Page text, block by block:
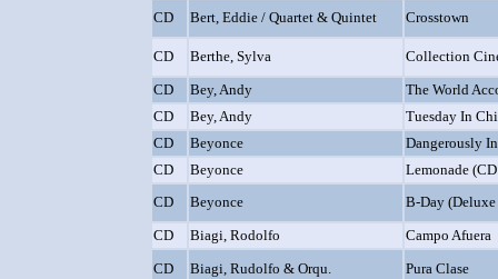
CD
Bert, Eddie / Quartet & Quintet Crosstown
CD Berthe, Sylva
Collection
CD
Bey, Andy
The World
CD
Bey, Andy
Tuesday In
CD
Beyonce
Dangerously
CD
Beyonce
Lemonade
CD
Beyonce
B-Day
CD
Biagi, Rodolfo
Campo Afuera
CD
Biagi, Rudolfo & Orqu. Pura Clase